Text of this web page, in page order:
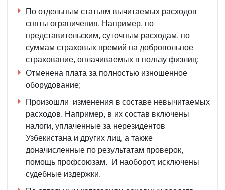
По отдельным статьям вычитаемых расходов
сняты ограничения. Например, по
представительским, суточным расходам, по
суммам страховых премий на добровольное
страхование, оплачиваемых в пользу физлиц;
Отменена плата за полностью изношенное
оборудование;
Произошли изменения в составе невычитаемых
расходов. Например, в их состав включены
налоги, уплаченные за нерезидентов
Узбекистана и других лиц, а также
доначисленные по результатам проверок,
помощь профсоюзам. И наоборот, исключены
судебные издержки.